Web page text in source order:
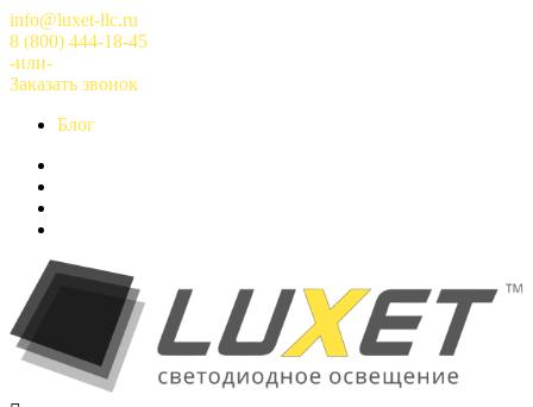
Перейти
к
содержимому
info@luxet-llc.ru
8 (800) 444-18-45
-или-
Заказать звонок
Блог